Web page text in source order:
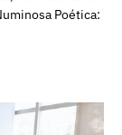
Poética: